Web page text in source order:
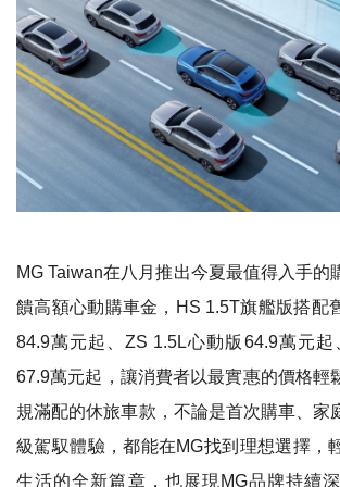
MG Taiwan在八月推出今夏最值得入手的
饋高額心動購車金，HS 1.5T旗艦版搭配
84.9萬元起、ZS 1.5L心動版64.9萬元起
67.9萬元起，讓消費者以最實惠的價格輕
規滿配的休旅車款，不論是首次購車、家
級駕馭體驗，都能在MG找到理想選擇，
生活的全新篇章，也展現MG品牌持續